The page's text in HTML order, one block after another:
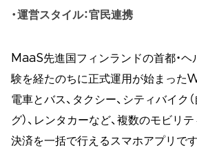
運営スタイル：官民連携
MaaS先進国フィンランドの首都・
験を経たのちに正式運用が始まった
電車とバス、タクシー、シティバイク
グ）、レンタカーなど、複数のモビリ
決済を一括で行えるスマホアプリです